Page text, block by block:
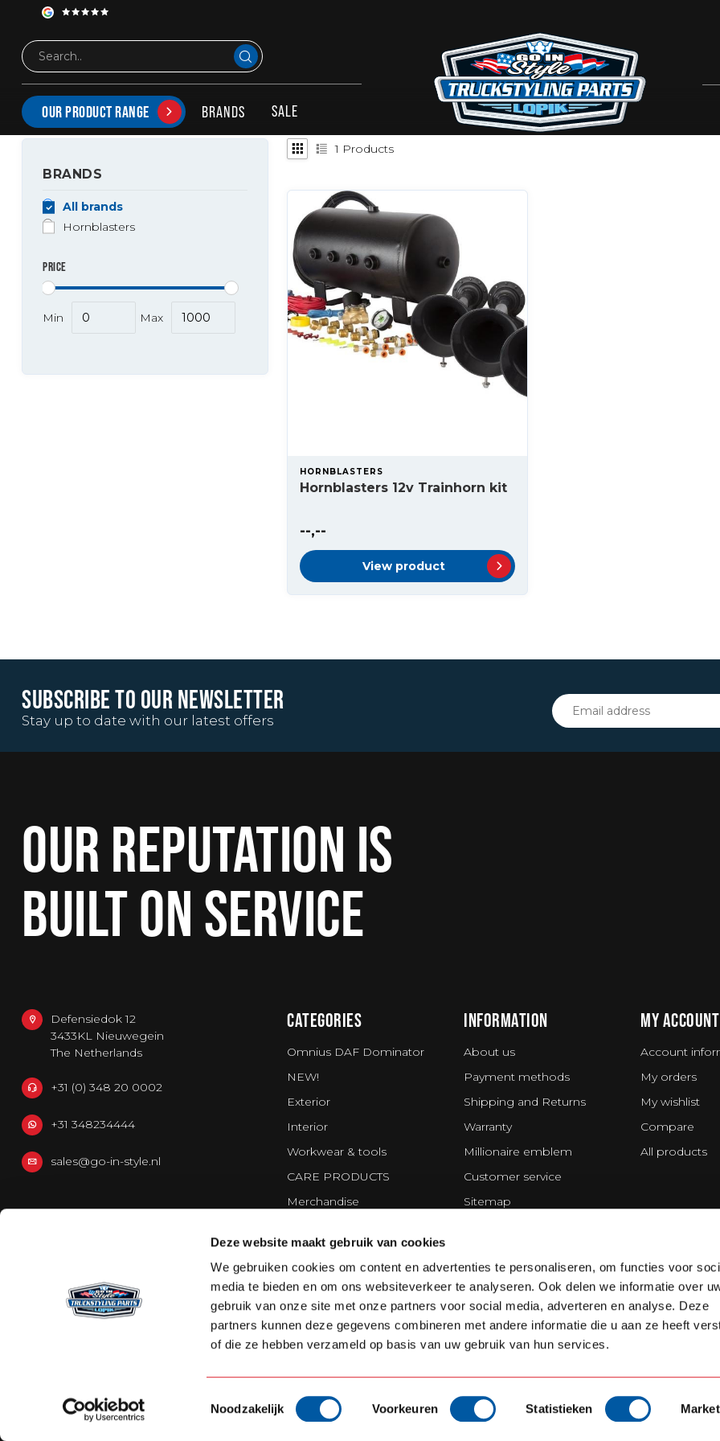
Deze website maakt gebruik van cookies
We gebruiken cookies om content en advertenties te personaliseren, om functies voor
media te bieden en om ons websiteverkeer te analyseren. Ook delen we informatie over
gebruik van onze site met onze partners voor social media, adverteren en analyse. Deze
partners kunnen deze gegevens combineren met andere informatie die u aan ze heeft
of die ze hebben verzameld op basis van uw gebruik van hun services.
Toestemmingsselectie
Noodzakelijk Voorkeuren Statistieken
OUR PRODUCT RANGE BRANDS SALE
PRODUCTS TAGGED WITH 12 VOLT TRAINHORN KIT
BRANDS
All brands
Hornblasters
PRICE
Min Max
1 Products
HORNBLASTERS
Hornblasters 12v Trainhorn kit
--,--
View product
SUBSCRIBE TO OUR NEWSLETTER
Stay up to date with our latest offers
OUR REPUTATION IS
BUILT ON SERVICE
Defensiedok 12
3433KL Nieuwegein
The Netherlands
+31 (0) 348 20 0002
+31 348234444
sales@go-in-style.nl
CATEGORIES
Omnius DAF Dominator
NEW!
Exterior
Interior
Workwear & tools
CARE PRODUCTS
Merchandise
Strands Lighting Division
INFORMATION
About us
Payment methods
Shipping and Returns
Warranty
Millionaire emblem
Customer service
Sitemap
Terms and Conditions
Cookie policy
MY ACCOUNT
Account
My orders
My wishlist
Compare
All products